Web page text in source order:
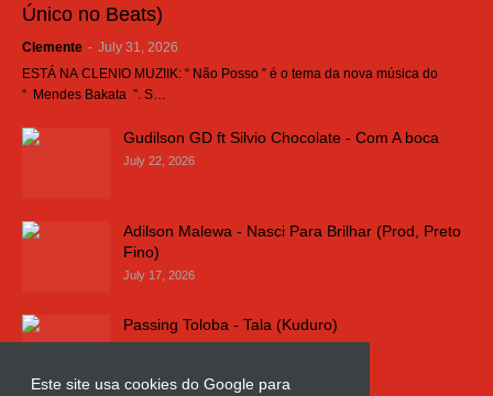
Este site usa cookies do Google para
Único no Beats)
Clemente - July 31, 2026
ESTÁ NA CLENIO MUZIIK: “ Não Posso ” é o tema da nova música do
“ Mendes Bakata ”. S…
Gudilson GD ft Silvio Chocolate - Com A boca
July 22, 2026
Adilson Malewa - Nasci Para Brilhar (Prod, Preto
Fino)
July 17, 2026
Passing Toloba - Tala (Kuduro)